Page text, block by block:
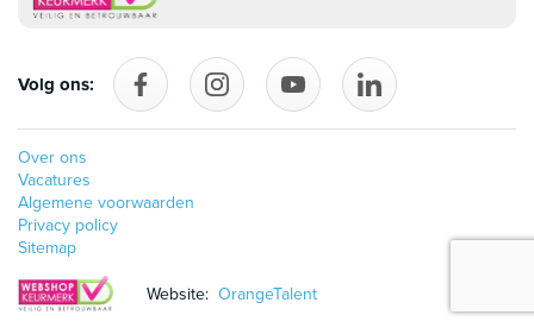
Volg ons: Volg ons op Facebook
follow_us_on_instagram
Volg ons op YouTube
Over ons
Vacatures
Algemene voorwaarden
Privacy policy
Sitemap
Website: OrangeTalent